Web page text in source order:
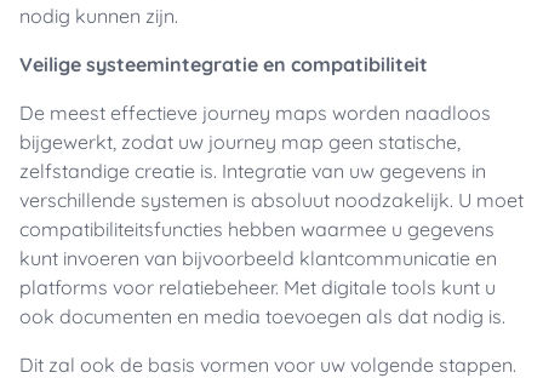
nodig kunnen zijn.
Veilige systeemintegratie en compatibiliteit
De meest effectieve journey maps worden naadloos
bijgewerkt, zodat uw journey map geen statische,
zelfstandige creatie is. Integratie van uw gegevens in
verschillende systemen is absoluut noodzakelijk. U moet
compatibiliteitsfuncties hebben waarmee u gegevens
kunt invoeren van bijvoorbeeld klantcommunicatie en
platforms voor relatiebeheer. Met digitale tools kunt u
ook documenten en media toevoegen als dat nodig is.
Dit zal ook de basis vormen voor uw volgende stappen.